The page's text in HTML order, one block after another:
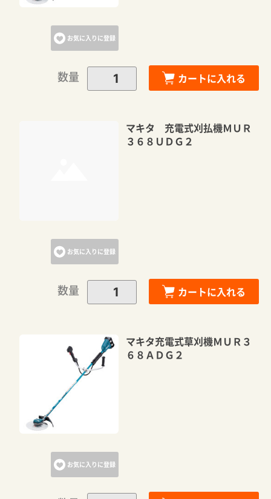
お気に入りに登録
数量 カートに入れる
お気に入りに登録
マキタ 充電式刈払機ＭＵＲ
３６８ＵＤＧ２
数量 カートに入れる
お気に入りに登録
マキタ充電式草刈機ＭＵＲ３
６８ＡＤＧ２